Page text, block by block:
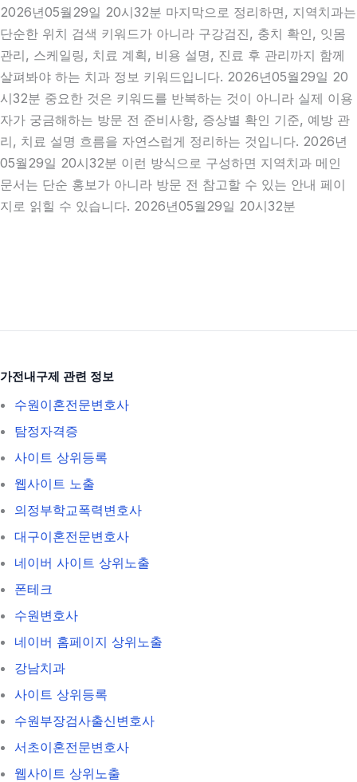
2026년05월29일 20시32분 마지막으로 정리하면, 지역치과는
단순한 위치 검색 키워드가 아니라 구강검진, 충치 확인, 잇몸
관리, 스케일링, 치료 계획, 비용 설명, 진료 후 관리까지 함께
살펴봐야 하는 치과 정보 키워드입니다. 2026년05월29일 20
시32분 중요한 것은 키워드를 반복하는 것이 아니라 실제 이용
자가 궁금해하는 방문 전 준비사항, 증상별 확인 기준, 예방 관
리, 치료 설명 흐름을 자연스럽게 정리하는 것입니다. 2026년
05월29일 20시32분 이런 방식으로 구성하면 지역치과 메인
문서는 단순 홍보가 아니라 방문 전 참고할 수 있는 안내 페이
지로 읽힐 수 있습니다. 2026년05월29일 20시32분
가전내구제 관련 정보
수원이혼전문변호사
탐정자격증
사이트 상위등록
웹사이트 노출
의정부학교폭력변호사
대구이혼전문변호사
네이버 사이트 상위노출
폰테크
수원변호사
네이버 홈페이지 상위노출
강남치과
사이트 상위등록
수원부장검사출신변호사
서초이혼전문변호사
웹사이트 상위노출